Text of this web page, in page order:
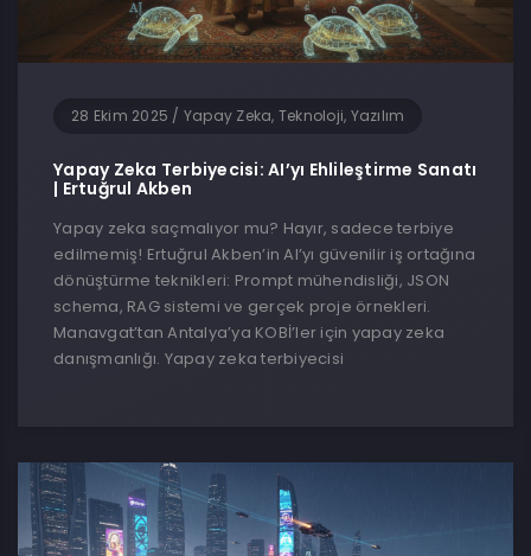
28 Ekim 2025 / Yapay Zeka, Teknoloji, Yazılım
Yapay Zeka Terbiyecisi: AI’yı Ehlileştirme Sanatı
| Ertuğrul Akben
Yapay zeka saçmalıyor mu? Hayır, sadece terbiye
edilmemiş! Ertuğrul Akben’in AI’yı güvenilir iş ortağına
dönüştürme teknikleri: Prompt mühendisliği, JSON
schema, RAG sistemi ve gerçek proje örnekleri.
Manavgat’tan Antalya’ya KOBİ’ler için yapay zeka
danışmanlığı. Yapay zeka terbiyecisi